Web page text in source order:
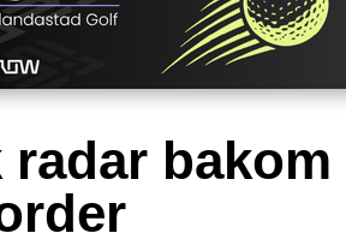
radar bakom